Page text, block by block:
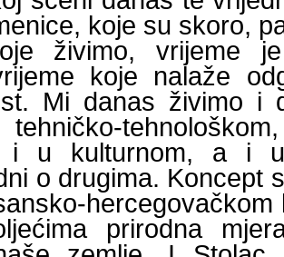
koje su skoro,
živimo, vrijeme
koje nalaže
Mi danas živimo i
i u kulturnom, a i u
o drugima. Koncept
prirodna